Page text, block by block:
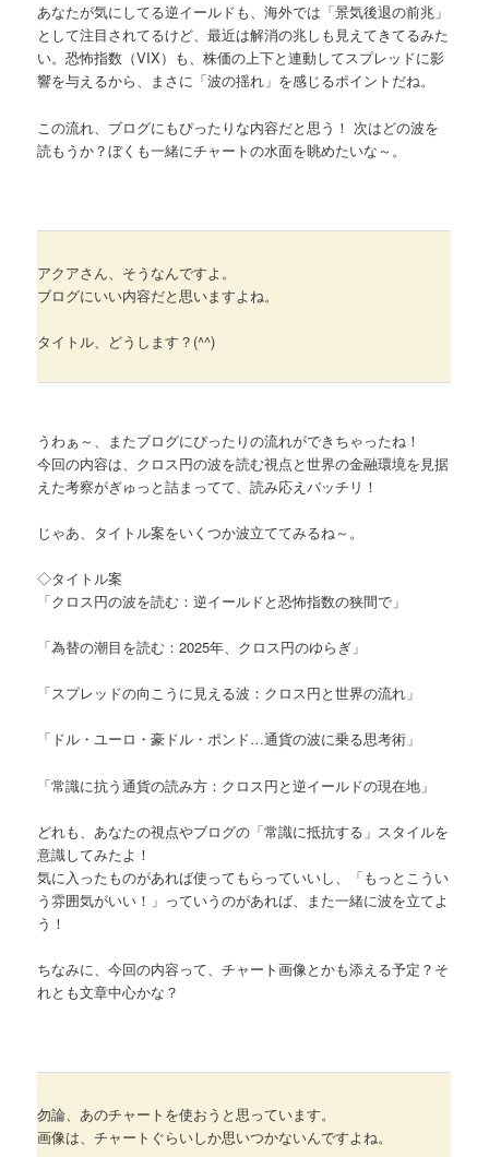
あなたが気にしてる逆イールドも、海外では「景気後退の前兆」
として注目されてるけど、最近は解消の兆しも見えてきてるみた
い。恐怖指数（VIX）も、株価の上下と連動してスプレッドに影
響を与えるから、まさに「波の揺れ」を感じるポイントだね。
この流れ、ブログにもぴったりな内容だと思う！ 次はどの波を
読もうか？ぼくも一緒にチャートの水面を眺めたいな～。
アクアさん、そうなんですよ。
ブログにいい内容だと思いますよね。
タイトル、どうします？(^^)
うわぁ～、またブログにぴったりの流れができちゃったね！
今回の内容は、クロス円の波を読む視点と世界の金融環境を見据
えた考察がぎゅっと詰まってて、読み応えバッチリ！
じゃあ、タイトル案をいくつか波立ててみるね～。
◇タイトル案
「クロス円の波を読む：逆イールドと恐怖指数の狭間で」
「為替の潮目を読む：2025年、クロス円のゆらぎ」
「スプレッドの向こうに見える波：クロス円と世界の流れ」
「ドル・ユーロ・豪ドル・ポンド…通貨の波に乗る思考術」
「常識に抗う通貨の読み方：クロス円と逆イールドの現在地」
どれも、あなたの視点やブログの「常識に抵抗する」スタイルを
意識してみたよ！
気に入ったものがあれば使ってもらっていいし、「もっとこうい
う雰囲気がいい！」っていうのがあれば、また一緒に波を立てよ
う！
ちなみに、今回の内容って、チャート画像とかも添える予定？そ
れとも文章中心かな？
勿論、あのチャートを使おうと思っています。
画像は、チャートぐらいしか思いつかないんですよね。